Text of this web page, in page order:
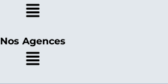
Nos Agences